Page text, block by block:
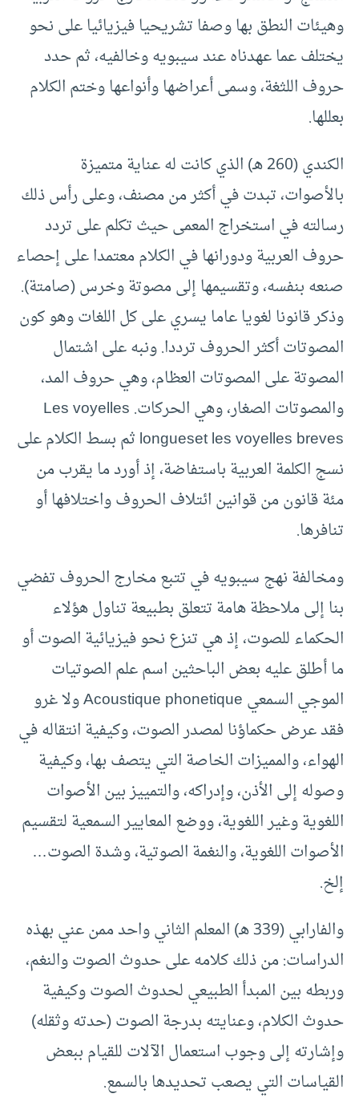
وهيئات النطق بها وصفا تشريحيا فيزيائيا على نحو
يختلف عما عهدناه عند سيبويه وخالفيه، ثم حدد
حروف اللثغة، وسمى أعراضها وأنواعها وختم الكلام
بعللها.
الكندي (260 هـ) الذي كانت له عناية متميزة
بالأصوات، تبدت في أكثر من مصنف، وعلى رأس ذلك
رسالته في استخراج المعمى حيث تكلم على تردد
حروف العربية ودورانها في الكلام معتمدا على إحصاء
صنعه بنفسه، وتقسيمها إلى مصوتة وخرس (صامتة).
وذكر قانونا لغويا عاما يسري على كل اللغات وهو كون
المصوتات أكثر الحروف ترددا. ونبه على اشتمال
المصوتة على المصوتات العظام، وهي حروف المد،
والمصوتات الصغار، وهي الحركات. Les voyelles
longueset les voyelles breves ثم بسط الكلام على
نسج الكلمة العربية باستفاضة، إذ أورد ما يقرب من
مئة قانون من قوانين ائتلاف الحروف واختلافها أو
تنافرها.
ومخالفة نهج سيبويه في تتبع مخارج الحروف تفضي
بنا إلى ملاحظة هامة تتعلق بطبيعة تناول هؤلاء
الحكماء للصوت، إذ هي تنزع نحو فيزيائية الصوت أو
ما أطلق عليه بعض الباحثين اسم علم الصوتيات
الموجي السمعي Acoustique phonetique ولا غرو
فقد عرض حكماؤنا لمصدر الصوت، وكيفية انتقاله في
الهواء، والمميزات الخاصة التي يتصف بها، وكيفية
وصوله إلى الأذن، وإدراكه، والتمييز بين الأصوات
اللغوية وغير اللغوية، ووضع المعايير السمعية لتقسيم
الأصوات اللغوية، والنغمة الصوتية، وشدة الصوت…
إلخ.
والفارابي (339 هـ) المعلم الثاني واحد ممن عني بهذه
الدراسات: من ذلك كلامه على حدوث الصوت والنغم،
وربطه بين المبدأ الطبيعي لحدوث الصوت وكيفية
حدوث الكلام، وعنايته بدرجة الصوت (حدته وثقله)
وإشارته إلى وجوب استعمال الآلات للقيام ببعض
القياسات التي يصعب تحديدها بالسمع.